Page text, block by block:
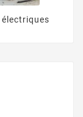
électriques